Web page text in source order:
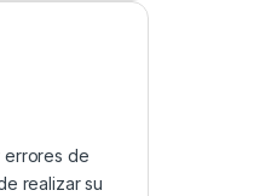
errores de
realizar su